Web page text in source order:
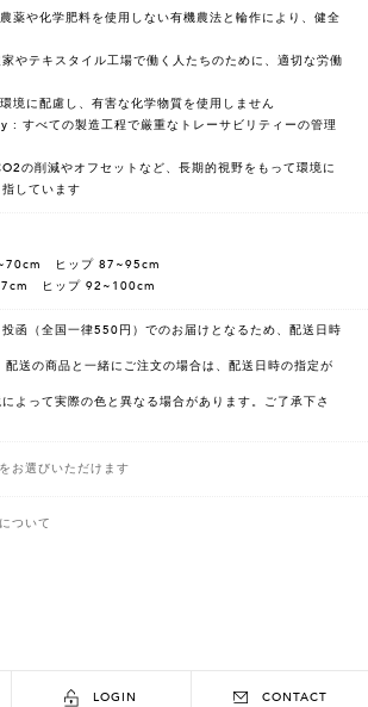
や化学肥料を使用しない有機農法と輪作により、健全
テキスタイル工場で働く人たちのために、適切な労働
に配慮し、有害な化学物質を使用しません
すべての製造工程で厳重なトレーサビリティーの管理
削減やオフセットなど、長期的視野をもって環境に
しています
ヒップ 87~95cm
ヒップ 92~100cm
投函（全国一律550円）でのお届けとなるため、配送日時
配送の商品と一緒にご注文の場合は、配送日時の指定が
よって実際の色と異なる場合があります。ご了承下さ
お選びいただけます
ついて
LOGIN CONTACT